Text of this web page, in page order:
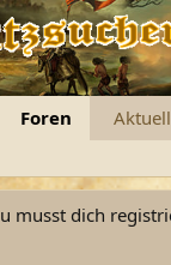
Foren
musst dich